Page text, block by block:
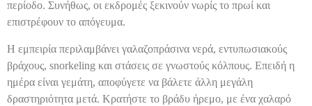
περίοδο. Συνήθως, οι εκδρομές ξεκινούν νωρίς το πρωί και
επιστρέφουν το απόγευμα.
Η εμπειρία περιλαμβάνει γαλαζοπράσινα νερά, εντυπωσιακούς
βράχους, snorkeling και στάσεις σε γνωστούς κόλπους. Επειδή η
ημέρα είναι γεμάτη, αποφύγετε να βάλετε άλλη μεγάλη
δραστηριότητα μετά. Κρατήστε το βράδυ ήρεμο, με ένα χαλαρό